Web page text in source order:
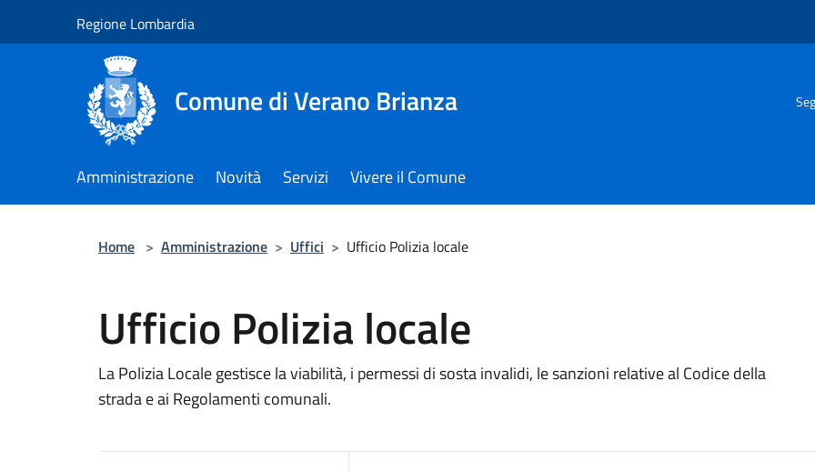
Regione Lombardia
Comune di Verano Brianza
Amministrazione Novità Servizi Vivere il Comune
Home > Amministrazione > Uffici > Ufficio Polizia locale
Ufficio Polizia locale
La Polizia Locale gestisce la viabilità, i permessi di sosta invalidi, le sanzioni relative al Codice della
strada e ai Regolamenti comunali.